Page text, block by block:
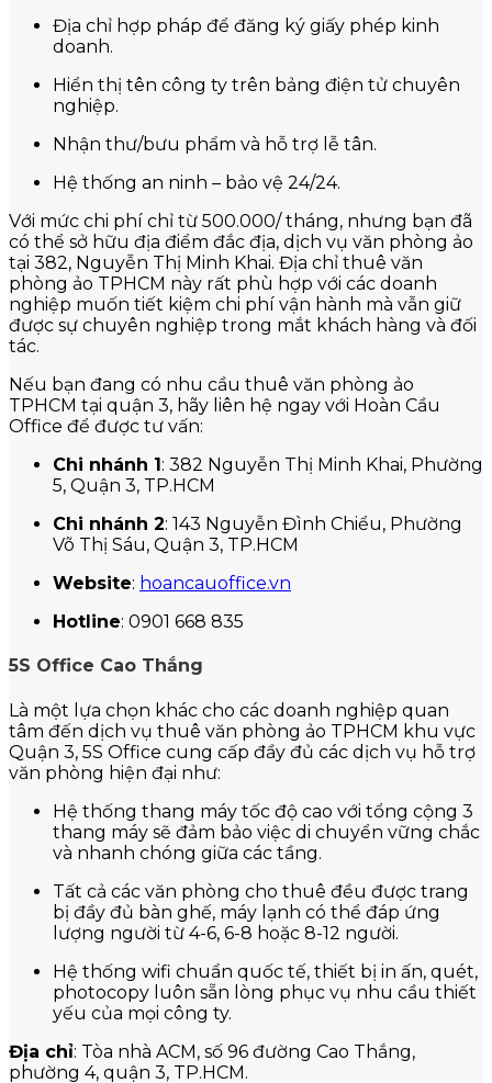
Địa chỉ hợp pháp để đăng ký giấy phép kinh
doanh.
Hiển thị tên công ty trên bảng điện tử chuyên
nghiệp.
Nhận thư/bưu phẩm và hỗ trợ lễ tân.
Hệ thống an ninh – bảo vệ 24/24.
Với mức chi phí chỉ từ 500.000/ tháng, nhưng bạn đã
có thể sở hữu địa điểm đắc địa, dịch vụ văn phòng ảo
tại 382, Nguyễn Thị Minh Khai. Địa chỉ thuê văn
phòng ảo TPHCM này rất phù hợp với các doanh
nghiệp muốn tiết kiệm chi phí vận hành mà vẫn giữ
được sự chuyên nghiệp trong mắt khách hàng và đối
tác.
Nếu bạn đang có nhu cầu thuê văn phòng ảo
TPHCM tại quận 3, hãy liên hệ ngay với Hoàn Cầu
Office để được tư vấn:
Chi nhánh 1 : 382 Nguyễn Thị Minh Khai, Phường
5, Quận 3, TP.HCM
Chi nhánh 2: 143 Nguyễn Đình Chiểu, Phường
Võ Thị Sáu, Quận 3, TP.HCM
Website: hoancauoffice.vn
Hotline: 0901 668 835
5S Office Cao Thắng
Là một lựa chọn khác cho các doanh nghiệp quan
tâm đến dịch vụ thuê văn phòng ảo TPHCM khu vực
Quận 3, 5S Office cung cấp đầy đủ các dịch vụ hỗ trợ
văn phòng hiện đại như:
Hệ thống thang máy tốc độ cao với tổng cộng 3
thang máy sẽ đảm bảo việc di chuyển vững chắc
và nhanh chóng giữa các tầng.
Tất cả các văn phòng cho thuê đều được trang
bị đầy đủ bàn ghế, máy lạnh có thể đáp ứng
lượng người từ 4-6, 6-8 hoặc 8-12 người.
Hệ thống wifi chuẩn quốc tế, thiết bị in ấn, quét,
photocopy luôn sẵn lòng phục vụ nhu cầu thiết
yếu của mọi công ty.
Địa chỉ: Tòa nhà ACM, số 96 đường Cao Thắng,
phường 4, quận 3, TP.HCM.